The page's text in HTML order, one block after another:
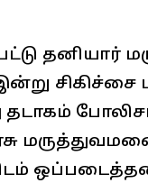
தனியார்
சிகிச்சை
தடாகம்